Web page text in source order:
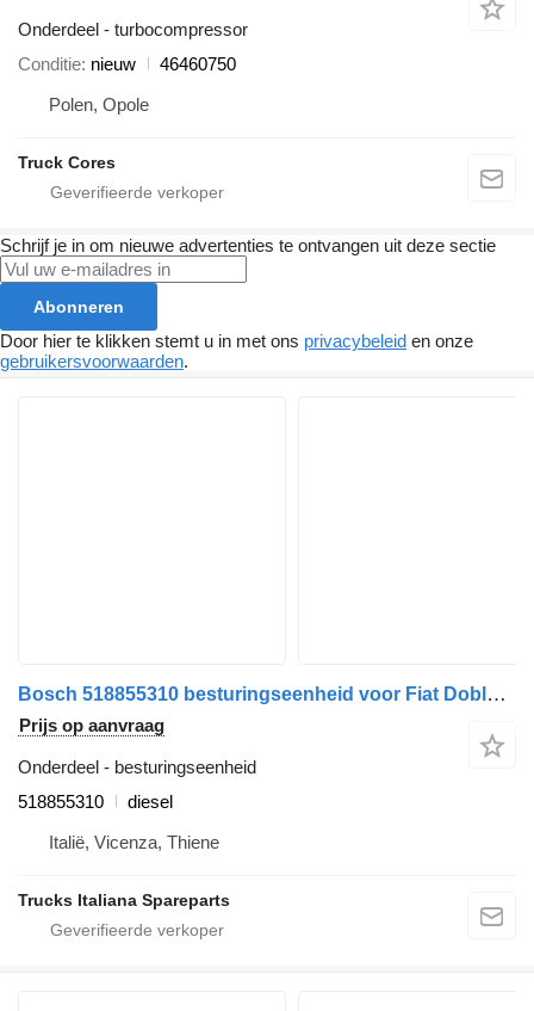
Onderdeel - turbocompressor
Conditie nieuw
46460750
Polen, Opole
Truck Cores
Schrijf je in om nieuwe advertenties te ontvangen uit deze sectie
Abonneren
Door hier te klikken stemt u in met ons privacybeleid en onze
gebruikersvoorwaarden.
Bosch 518855310 besturingseenheid voor Fiat Doblo' 2009>2014 auto
Prijs op aanvraag
Onderdeel - besturingseenheid
518855310
diesel
Italië, Vicenza, Thiene
Trucks Italiana Spareparts